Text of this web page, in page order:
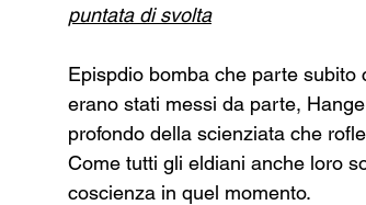
Contest e Premi Convention
puntata di svolta
Epispdio bomba che parte
erano stati messi da parte,
profondo della scienziata che
Come tutti gli eldiani anche loro
coscienza in quel momento.